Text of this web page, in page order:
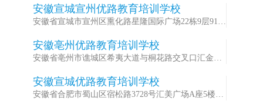
安徽宣城宣州优路教育培训学校
安徽省宣城市宣州区熏化路星隆国际广场22栋9层910-
安徽亳州优路教育培训学校
安徽省亳州市谯城区希夷大道与桐花路交叉口汇金广
安徽宣城优路教育培训学校
安徽省合肥市蜀山区宿松路3728号汇美广场A座5楼